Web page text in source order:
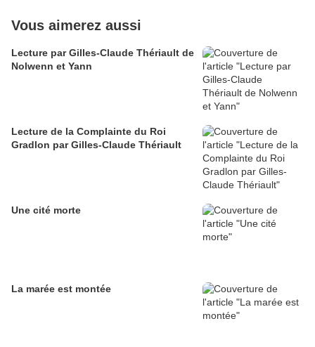
Vous aimerez aussi
Lecture par Gilles-Claude Thériault de
Nolwenn et Yann
Lecture de la Complainte du Roi
Gradlon par Gilles-Claude Thériault
Une cité morte
La marée est montée